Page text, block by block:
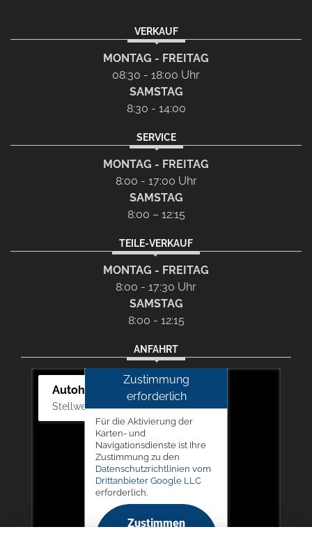
VERKAUF
MONTAG - FREITAG
08:30 - 18:00 Uhr
SAMSTAG
8:30 - 14:00
SERVICE
MONTAG - FREITAG
8:00 - 17:00 Uhr
SAMSTAG
8:00 – 12:15
TEILE-VERKAUF
MONTAG - FREITAG
8:00 - 17:30 Uhr
SAMSTAG
8:00 - 12:15
ANFAHRT
Autohaus Picker
Stellwerk 5, 57368 Lennestadt
Zustimmung
erforderlich
Für die Aktivierung der
Karten- und
Navigationsdienste ist Ihre
Zustimmung zu den
Datenschutzrichtlinien vom
Drittanbieter Google LLC
erforderlich.
Zustimmen